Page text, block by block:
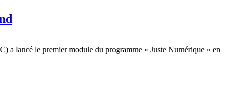
lancé le premier module du programme « Juste Numérique » en